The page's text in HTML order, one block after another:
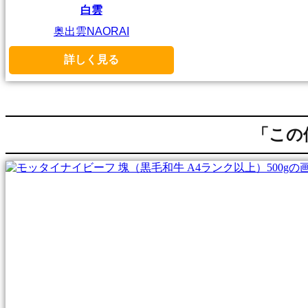
白雲
奥出雲NAORAI
詳しく見る
「こ